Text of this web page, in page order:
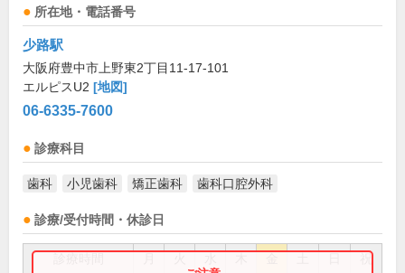
所在地・電話番号
少路駅
大阪府豊中市上野東2丁目11-17-101
エルピスU2 [地図]
06-6335-7600
診療科目
歯科 小児歯科 矯正歯科 歯科口腔外科
診療/受付時間・休診日
祝